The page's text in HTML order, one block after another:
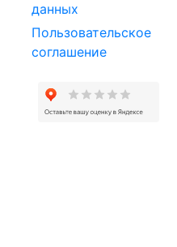
данных
Пользовательское
соглашение